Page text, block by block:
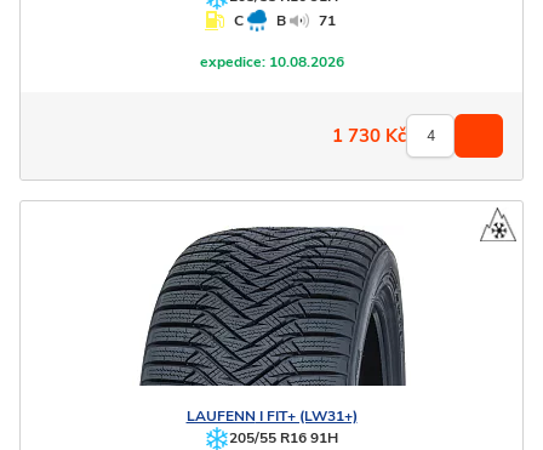
C
B 71
expedice:10.08.2026
1 730 Kč
LAUFENN I FIT+ (LW31+)
205/55 R16 91H